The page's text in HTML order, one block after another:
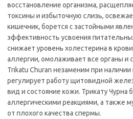
восстановление организма,
токсины и избыточную слизь,
кишечник, борется с застойными
эффективность усвоения
снижает уровень холестерина в
аллергии, омолаживает все органы и
Trikatu Churan незаменим при
регулирует работу щитовидной
вид и состояние кожи. Трикату Чурна
аллергическими реакциями, а также
от плохого качества спермы.